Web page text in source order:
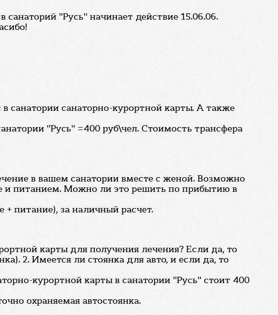
санаторий "Русь" начинает действие 15.06.06.
санатории санаторно-курортной карты. А также
"Русь" =400 руб\чел. Стоимость трансфера
в вашем санатории вместе с женой. Возможно
и питанием. Можно ли это решить по прибытию в
питание), за наличный расчет.
карты для получения лечения? Если да, то
2. Имеется ли стоянка для авто, и если да, то
курортной карты в санатории "Русь" стоит 400
охраняемая автостоянка.